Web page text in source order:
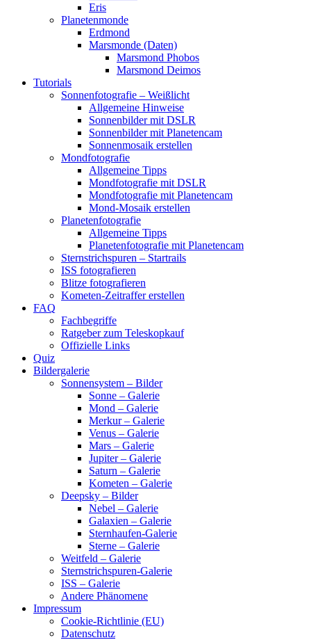
Eris
Planetenmonde
Erdmond
Marsmonde (Daten)
Marsmond Phobos
Marsmond Deimos
Tutorials
Sonnenfotografie – Weißlicht
Allgemeine Hinweise
Sonnenbilder mit DSLR
Sonnenbilder mit Planetencam
Sonnenmosaik erstellen
Mondfotografie
Allgemeine Tipps
Mondfotografie mit DSLR
Mondfotografie mit Planetencam
Mond-Mosaik erstellen
Planetenfotografie
Allgemeine Tipps
Planetenfotografie mit Planetencam
Sternstrichspuren – Startrails
ISS fotografieren
Blitze fotografieren
Kometen-Zeitraffer erstellen
FAQ
Fachbegriffe
Ratgeber zum Teleskopkauf
Offizielle Links
Quiz
Bildergalerie
Sonnensystem – Bilder
Sonne – Galerie
Mond – Galerie
Merkur – Galerie
Venus – Galerie
Mars – Galerie
Jupiter – Galerie
Saturn – Galerie
Kometen – Galerie
Deepsky – Bilder
Nebel – Galerie
Galaxien – Galerie
Sternhaufen-Galerie
Sterne – Galerie
Weitfeld – Galerie
Sternstrichspuren-Galerie
ISS – Galerie
Andere Phänomene
Impressum
Cookie-Richtlinie (EU)
Datenschutz